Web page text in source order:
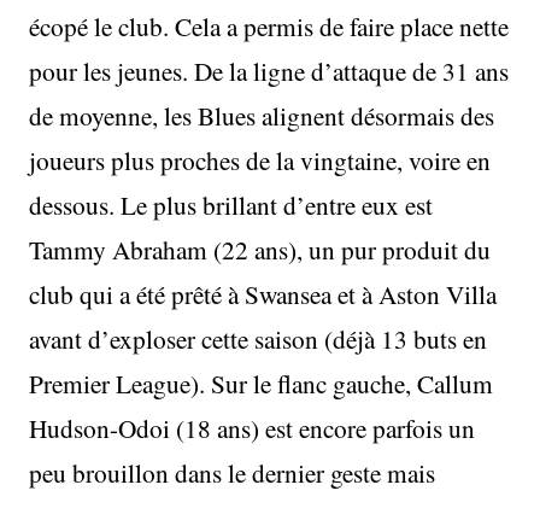
écopé le club. Cela a permis de faire place nette
pour les jeunes. De la ligne d’attaque de 31 ans
de moyenne, les Blues alignent désormais des
joueurs plus proches de la vingtaine, voire en
dessous. Le plus brillant d’entre eux est
Tammy Abraham (22 ans), un pur produit du
club qui a été prêté à Swansea et à Aston Villa
avant d’exploser cette saison (déjà 13 buts en
Premier League). Sur le flanc gauche, Callum
Hudson-Odoi (18 ans) est encore parfois un
peu brouillon dans le dernier geste mais